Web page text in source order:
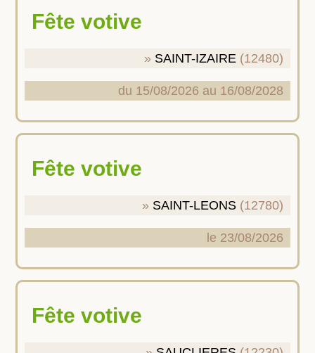
Fête votive
SAINT-IZAIRE (12480)
du 15/08/2026 au 16/08/2028
Fête votive
SAINT-LEONS (12780)
le 23/08/2026
Fête votive